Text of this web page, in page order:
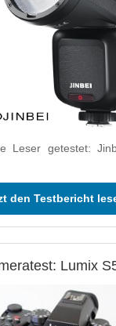
Leser getestet:
den Testbericht
Lumix